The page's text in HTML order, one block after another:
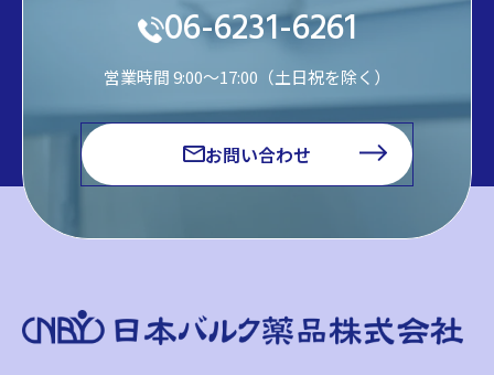
06-6231-6261
営業時間 9:00～17:00（土日祝を除く）
お問い合わせ